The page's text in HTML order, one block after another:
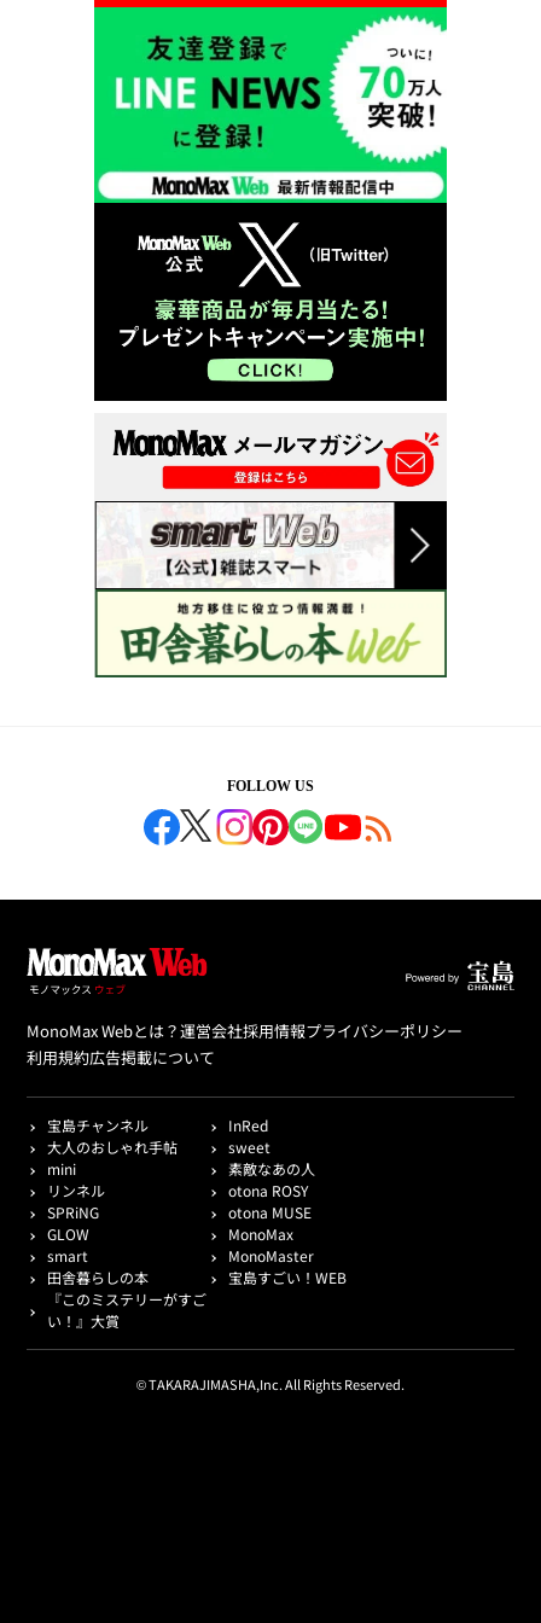
FOLLOW US
MonoMax Webとは？運営会社採用情報プライバシーポリシー
利用規約広告掲載について
宝島チャンネル
InRed
大人のおしゃれ手帖
sweet
mini
素敵なあの人
リンネル
otona ROSY
SPRiNG
otona MUSE
GLOW
MonoMax
smart
MonoMaster
田舎暮らしの本
宝島すごい！WEB
『このミステリーがすご
い！』大賞
© TAKARAJIMASHA,Inc. All Rights Reserved.